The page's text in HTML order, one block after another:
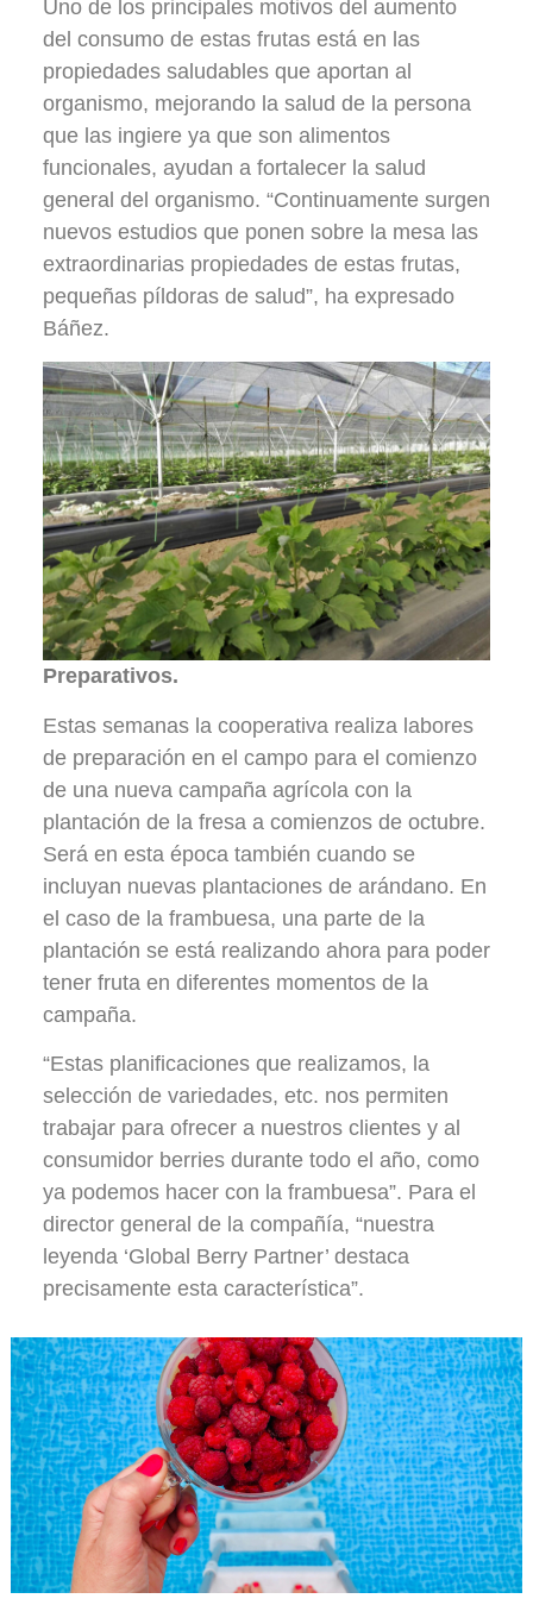
Uno de los principales motivos del aumento
del consumo de estas frutas está en las
propiedades saludables que aportan al
organismo, mejorando la salud de la persona
que las ingiere ya que son alimentos
funcionales, ayudan a fortalecer la salud
general del organismo. “Continuamente surgen
nuevos estudios que ponen sobre la mesa las
extraordinarias propiedades de estas frutas,
pequeñas píldoras de salud”, ha expresado
Báñez.
Preparativos.
Estas semanas la cooperativa realiza labores
de preparación en el campo para el comienzo
de una nueva campaña agrícola con la
plantación de la fresa a comienzos de octubre.
Será en esta época también cuando se
incluyan nuevas plantaciones de arándano. En
el caso de la frambuesa, una parte de la
plantación se está realizando ahora para poder
tener fruta en diferentes momentos de la
campaña.
“Estas planificaciones que realizamos, la
selección de variedades, etc. nos permiten
trabajar para ofrecer a nuestros clientes y al
consumidor berries durante todo el año, como
ya podemos hacer con la frambuesa”. Para el
director general de la compañía, “nuestra
leyenda ‘Global Berry Partner’ destaca
precisamente esta característica”.